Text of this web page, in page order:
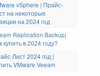
vSphere | Прайс-
на некоторые
на 2024 год
Replication Backup|
купить в 2024 году?
Лист 2024 год |
VMware Veeam